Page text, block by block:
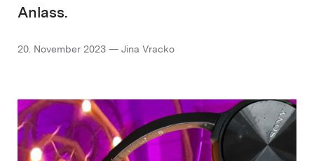
Anlass.
20. November 2023 — Jina Vracko